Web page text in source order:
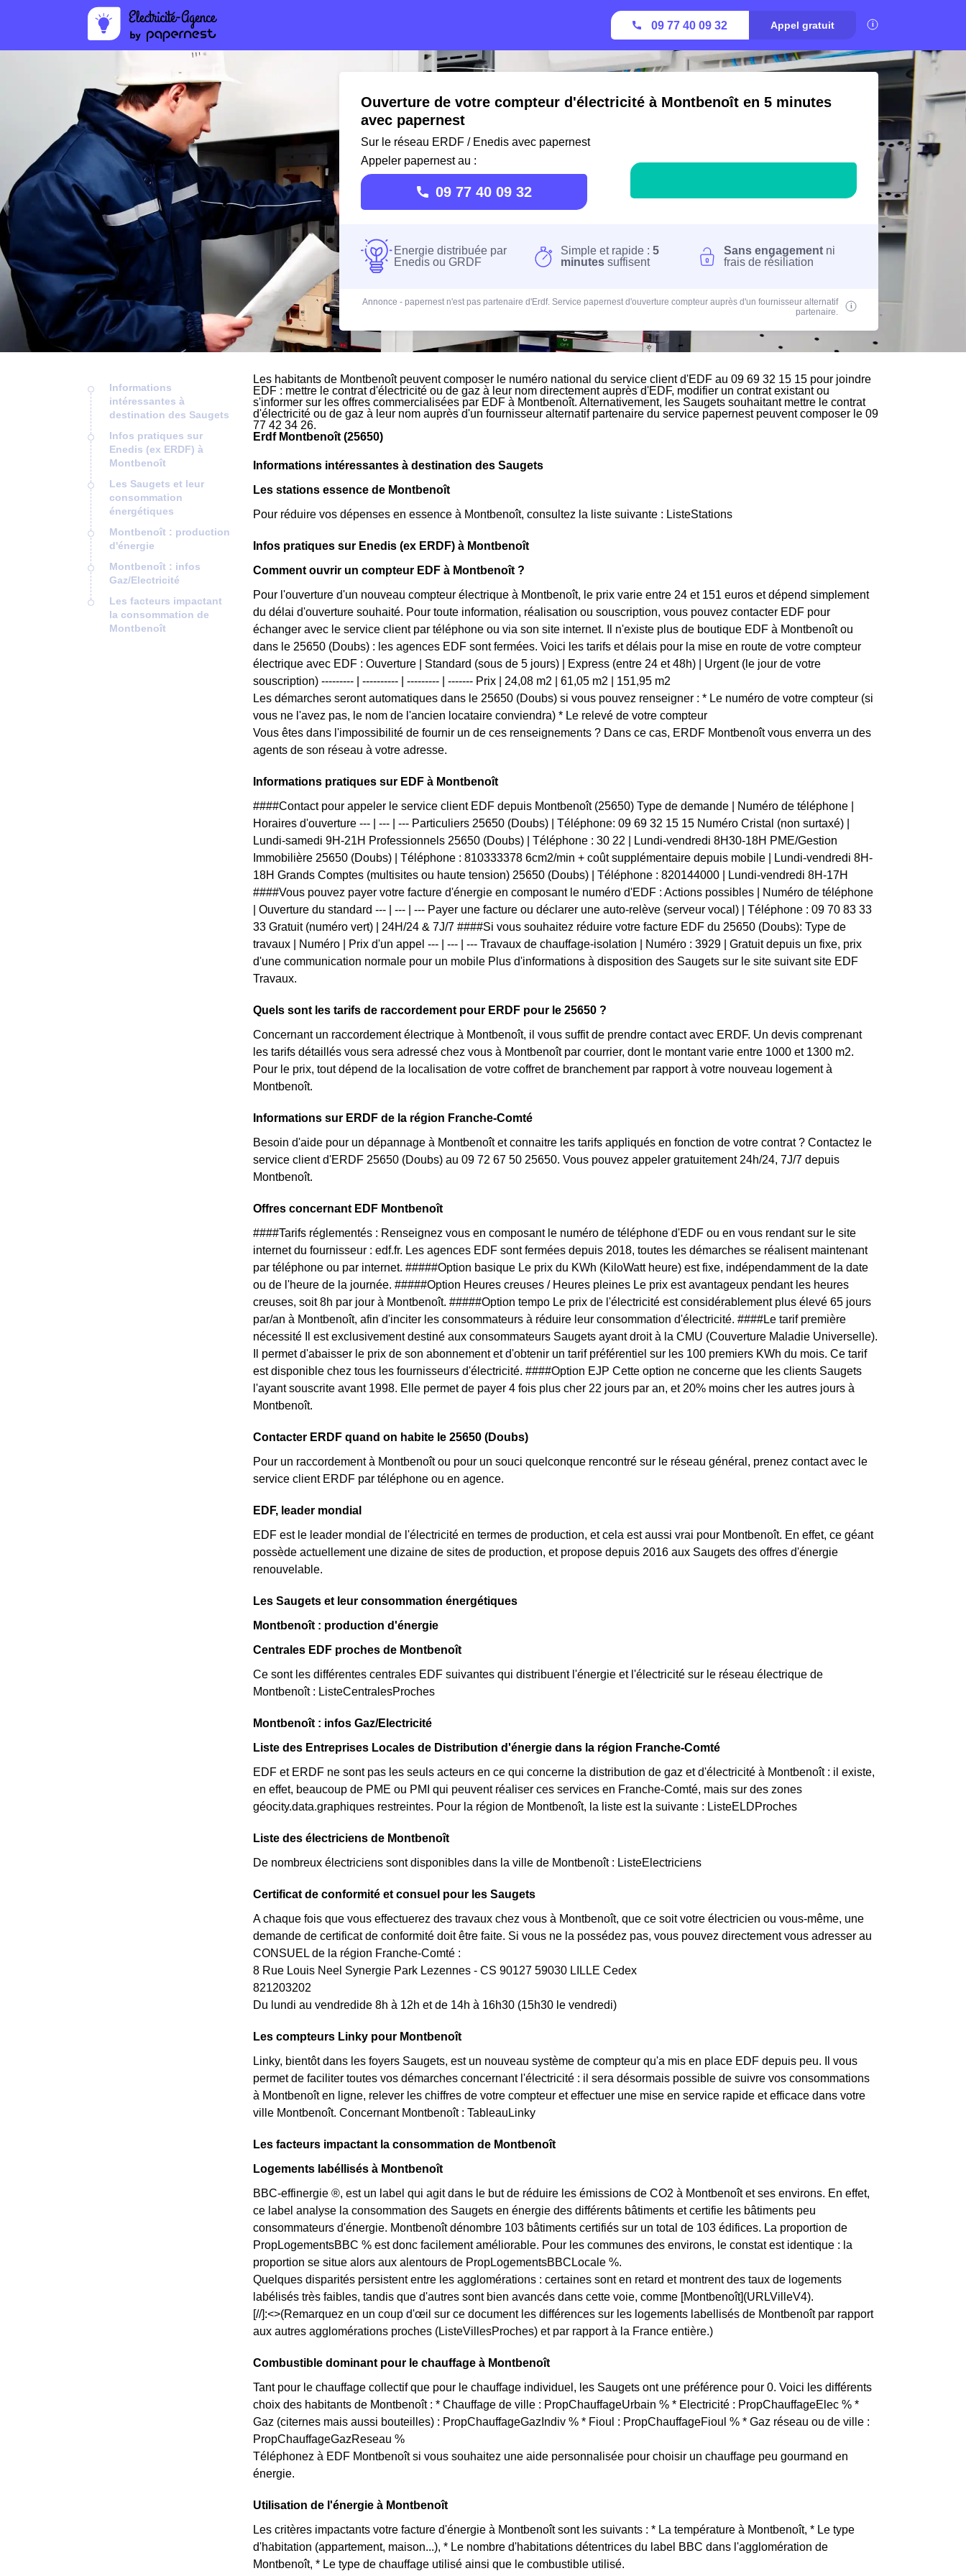
09 77 40 09 32 Appel gratuit
Ouverture de votre compteur d'électricité à Montbenoît en 5 minutes
avec papernest
Sur le réseau ERDF / Enedis avec papernest
Appeler papernest au :
09 77 40 09 32
Energie distribuée par
Enedis ou GRDF
Simple et rapide :5
minutes suffisent
Sans engagement ni
frais de résiliation
Annonce - papernest n'est pas partenaire d'Erdf. Service papernest d'ouverture compteur auprès d'un fournisseur alternatif
partenaire.
Informations
intéressantes à
destination des Saugets
Infos pratiques sur
Enedis (ex ERDF) à
Montbenoît
Les Saugets et leur
consommation
énergétiques
Montbenoît : production
d'énergie
Montbenoît : infos
Gaz/Electricité
Les facteurs impactant
la consommation de
Montbenoît
Les habitants de Montbenoît peuvent composer le numéro national du service client d'EDF au 09 69 32 15 15 pour joindre
EDF : mettre le contrat d'électricité ou de gaz à leur nom directement auprès d'EDF, modifier un contrat existant ou
s'informer sur les offres commercialisées par EDF à Montbenoît. Alternativement, les Saugets souhaitant mettre le contrat
d'électricité ou de gaz à leur nom auprès d'un fournisseur alternatif partenaire du service papernest peuvent composer le 09
77 42 34 26.
Erdf Montbenoît (25650)
Informations intéressantes à destination des Saugets
Les stations essence de Montbenoît
Pour réduire vos dépenses en essence à Montbenoît, consultez la liste suivante : ListeStations
Infos pratiques sur Enedis (ex ERDF) à Montbenoît
Comment ouvrir un compteur EDF à Montbenoît ?
Pour l'ouverture d'un nouveau compteur électrique à Montbenoît, le prix varie entre 24 et 151 euros et dépend simplement
du délai d'ouverture souhaité. Pour toute information, réalisation ou souscription, vous pouvez contacter EDF pour
échanger avec le service client par téléphone ou via son site internet. Il n'existe plus de boutique EDF à Montbenoît ou
dans le 25650 (Doubs) : les agences EDF sont fermées. Voici les tarifs et délais pour la mise en route de votre compteur
électrique avec EDF : Ouverture | Standard (sous de 5 jours) | Express (entre 24 et 48h) | Urgent (le jour de votre
souscription) --------- | ---------- | --------- | ------- Prix | 24,08 m2 | 61,05 m2 | 151,95 m2
Les démarches seront automatiques dans le 25650 (Doubs) si vous pouvez renseigner : * Le numéro de votre compteur (si
vous ne l'avez pas, le nom de l'ancien locataire conviendra) * Le relevé de votre compteur
Vous êtes dans l'impossibilité de fournir un de ces renseignements ? Dans ce cas, ERDF Montbenoît vous enverra un des
agents de son réseau à votre adresse.
Informations pratiques sur EDF à Montbenoît
####Contact pour appeler le service client EDF depuis Montbenoît (25650) Type de demande | Numéro de téléphone |
Horaires d'ouverture --- | --- | --- Particuliers 25650 (Doubs) | Téléphone: 09 69 32 15 15 Numéro Cristal (non surtaxé) |
Lundi-samedi 9H-21H Professionnels 25650 (Doubs) | Téléphone : 30 22 | Lundi-vendredi 8H30-18H PME/Gestion
Immobilière 25650 (Doubs) | Téléphone : 810333378 6cm2/min + coût supplémentaire depuis mobile | Lundi-vendredi 8H-
18H Grands Comptes (multisites ou haute tension) 25650 (Doubs) | Téléphone : 820144000 | Lundi-vendredi 8H-17H
####Vous pouvez payer votre facture d'énergie en composant le numéro d'EDF : Actions possibles | Numéro de téléphone
| Ouverture du standard --- | --- | --- Payer une facture ou déclarer une auto-relève (serveur vocal) | Téléphone : 09 70 83 33
33 Gratuit (numéro vert) | 24H/24 & 7J/7 ####Si vous souhaitez réduire votre facture EDF du 25650 (Doubs): Type de
travaux | Numéro | Prix d'un appel --- | --- | --- Travaux de chauffage-isolation | Numéro : 3929 | Gratuit depuis un fixe, prix
d'une communication normale pour un mobile Plus d'informations à disposition des Saugets sur le site suivant site EDF
Travaux.
Quels sont les tarifs de raccordement pour ERDF pour le 25650 ?
Concernant un raccordement électrique à Montbenoît, il vous suffit de prendre contact avec ERDF. Un devis comprenant
les tarifs détaillés vous sera adressé chez vous à Montbenoît par courrier, dont le montant varie entre 1000 et 1300 m2.
Pour le prix, tout dépend de la localisation de votre coffret de branchement par rapport à votre nouveau logement à
Montbenoît.
Informations sur ERDF de la région Franche-Comté
Besoin d'aide pour un dépannage à Montbenoît et connaitre les tarifs appliqués en fonction de votre contrat ? Contactez le
service client d'ERDF 25650 (Doubs) au 09 72 67 50 25650. Vous pouvez appeler gratuitement 24h/24, 7J/7 depuis
Montbenoît.
Offres concernant EDF Montbenoît
####Tarifs réglementés : Renseignez vous en composant le numéro de téléphone d'EDF ou en vous rendant sur le site
internet du fournisseur : edf.fr. Les agences EDF sont fermées depuis 2018, toutes les démarches se réalisent maintenant
par téléphone ou par internet. #####Option basique Le prix du KWh (KiloWatt heure) est fixe, indépendamment de la date
ou de l'heure de la journée. #####Option Heures creuses / Heures pleines Le prix est avantageux pendant les heures
creuses, soit 8h par jour à Montbenoît. #####Option tempo Le prix de l'électricité est considérablement plus élevé 65 jours
par/an à Montbenoît, afin d'inciter les consommateurs à réduire leur consommation d'électricité. ####Le tarif première
nécessité Il est exclusivement destiné aux consommateurs Saugets ayant droit à la CMU (Couverture Maladie Universelle).
Il permet d'abaisser le prix de son abonnement et d'obtenir un tarif préférentiel sur les 100 premiers KWh du mois. Ce tarif
est disponible chez tous les fournisseurs d'électricité. ####Option EJP Cette option ne concerne que les clients Saugets
l'ayant souscrite avant 1998. Elle permet de payer 4 fois plus cher 22 jours par an, et 20% moins cher les autres jours à
Montbenoît.
Contacter ERDF quand on habite le 25650 (Doubs)
Pour un raccordement à Montbenoît ou pour un souci quelconque rencontré sur le réseau général, prenez contact avec le
service client ERDF par téléphone ou en agence.
EDF, leader mondial
EDF est le leader mondial de l'électricité en termes de production, et cela est aussi vrai pour Montbenoît. En effet, ce géant
possède actuellement une dizaine de sites de production, et propose depuis 2016 aux Saugets des offres d'énergie
renouvelable.
Les Saugets et leur consommation énergétiques
Montbenoît : production d'énergie
Centrales EDF proches de Montbenoît
Ce sont les différentes centrales EDF suivantes qui distribuent l'énergie et l'électricité sur le réseau électrique de
Montbenoît : ListeCentralesProches
Montbenoît : infos Gaz/Electricité
Liste des Entreprises Locales de Distribution d'énergie dans la région Franche-Comté
EDF et ERDF ne sont pas les seuls acteurs en ce qui concerne la distribution de gaz et d'électricité à Montbenoît : il existe,
en effet, beaucoup de PME ou PMI qui peuvent réaliser ces services en Franche-Comté, mais sur des zones
géocity.data.graphiques restreintes. Pour la région de Montbenoît, la liste est la suivante : ListeELDProches
Liste des électriciens de Montbenoît
De nombreux électriciens sont disponibles dans la ville de Montbenoît : ListeElectriciens
Certificat de conformité et consuel pour les Saugets
A chaque fois que vous effectuerez des travaux chez vous à Montbenoît, que ce soit votre électricien ou vous-même, une
demande de certificat de conformité doit être faite. Si vous ne la possédez pas, vous pouvez directement vous adresser au
CONSUEL de la région Franche-Comté :
8 Rue Louis Neel Synergie Park Lezennes - CS 90127 59030 LILLE Cedex
821203202
Du lundi au vendredide 8h à 12h et de 14h à 16h30 (15h30 le vendredi)
Les compteurs Linky pour Montbenoît
Linky, bientôt dans les foyers Saugets, est un nouveau système de compteur qu'a mis en place EDF depuis peu. Il vous
permet de faciliter toutes vos démarches concernant l'électricité : il sera désormais possible de suivre vos consommations
à Montbenoît en ligne, relever les chiffres de votre compteur et effectuer une mise en service rapide et efficace dans votre
ville Montbenoît. Concernant Montbenoît : TableauLinky
Les facteurs impactant la consommation de Montbenoît
Logements labéllisés à Montbenoît
BBC-effinergie ®, est un label qui agit dans le but de réduire les émissions de CO2 à Montbenoît et ses environs. En effet,
ce label analyse la consommation des Saugets en énergie des différents bâtiments et certifie les bâtiments peu
consommateurs d'énergie. Montbenoît dénombre 103 bâtiments certifiés sur un total de 103 édifices. La proportion de
PropLogementsBBC % est donc facilement améliorable. Pour les communes des environs, le constat est identique : la
proportion se situe alors aux alentours de PropLogementsBBCLocale %.
Quelques disparités persistent entre les agglomérations : certaines sont en retard et montrent des taux de logements
labélisés très faibles, tandis que d'autres sont bien avancés dans cette voie, comme [Montbenoît](URLVilleV4).
[//]:<>(Remarquez en un coup d'œil sur ce document les différences sur les logements labellisés de Montbenoît par rapport
aux autres agglomérations proches (ListeVillesProches) et par rapport à la France entière.)
Combustible dominant pour le chauffage à Montbenoît
Tant pour le chauffage collectif que pour le chauffage individuel, les Saugets ont une préférence pour 0. Voici les différents
choix des habitants de Montbenoît : * Chauffage de ville : PropChauffageUrbain % * Electricité : PropChauffageElec % *
Gaz (citernes mais aussi bouteilles) : PropChauffageGazIndiv % * Fioul : PropChauffageFioul % * Gaz réseau ou de ville :
PropChauffageGazReseau %
Téléphonez à EDF Montbenoît si vous souhaitez une aide personnalisée pour choisir un chauffage peu gourmand en
énergie.
Utilisation de l'énergie à Montbenoît
Les critères impactants votre facture d'énergie à Montbenoît sont les suivants : * La température à Montbenoît, * Le type
d'habitation (appartement, maison...), * Le nombre d'habitations détentrices du label BBC dans l'agglomération de
Montbenoît, * Le type de chauffage utilisé ainsi que le combustible utilisé.